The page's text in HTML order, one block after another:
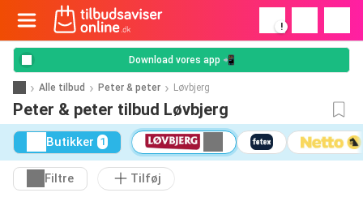
!
Download vores app 📲
Alle tilbud Peter & peter Løvbjerg
Peter & peter tilbud Løvbjerg
Butikker 1
Filtre
Tilføj